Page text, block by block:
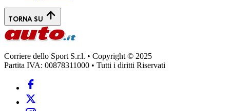
TORNA SU
Corriere dello Sport S.r.l. • Copyright © 2025
Partita IVA: 00878311000 • Tutti i diritti Riservati